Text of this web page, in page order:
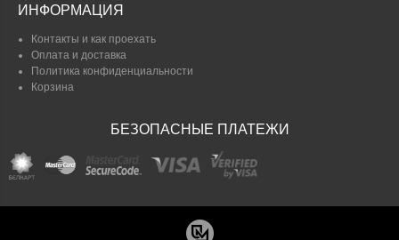
ИНФОРМАЦИЯ
Контакты и как проехать
Оплата и доставка
Политика конфиденциальности
Корзина
БЕЗОПАСНЫЕ ПЛАТЕЖИ